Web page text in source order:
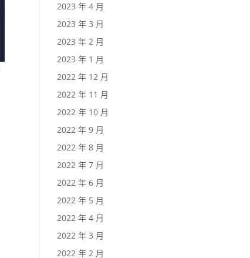
2023 年 4 月
2023 年 3 月
2023 年 2 月
2023 年 1 月
2022 年 12 月
2022 年 11 月
2022 年 10 月
2022 年 9 月
2022 年 8 月
2022 年 7 月
2022 年 6 月
2022 年 5 月
2022 年 4 月
2022 年 3 月
2022 年 2 月